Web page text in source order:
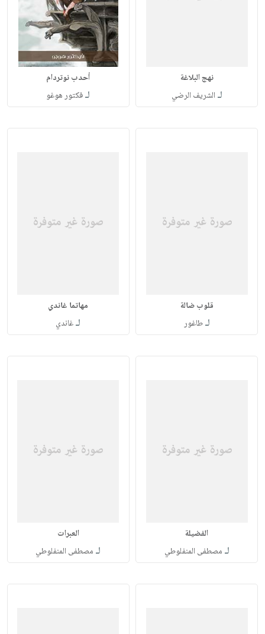
نهج البلاغة
لـ الشريف الرضي
أحدب نوتردام
لـفكتور هوغو
قلوب ضالة
لـطاغور
مهاتما غاندي
لـغاندي
الفضيلة
لـ مصطفى المنفلوطي
العبرات
لـ مصطفى المنفلوطي